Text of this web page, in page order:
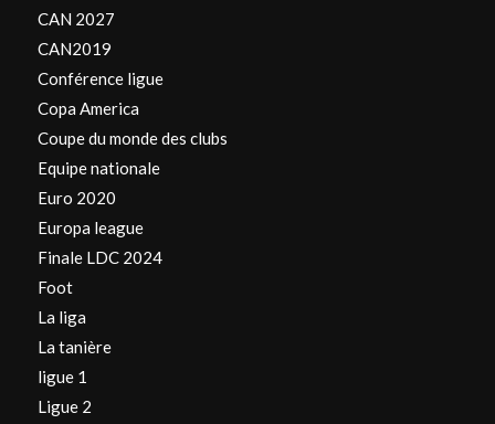
CAN 2027
CAN2019
Conférence ligue
Copa America
Coupe du monde des clubs
Equipe nationale
Euro 2020
Europa league
Finale LDC 2024
Foot
La liga
La tanière
ligue 1
Ligue 2